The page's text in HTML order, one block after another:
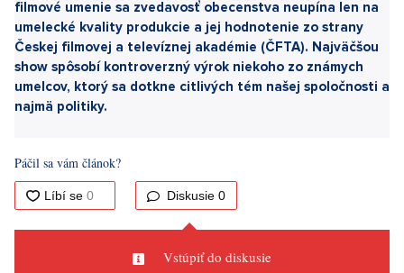
Pred odovzdávaním najprestížnejších domácich cien za
umelecké kvality produkcie a jej hodnotenie zo strany